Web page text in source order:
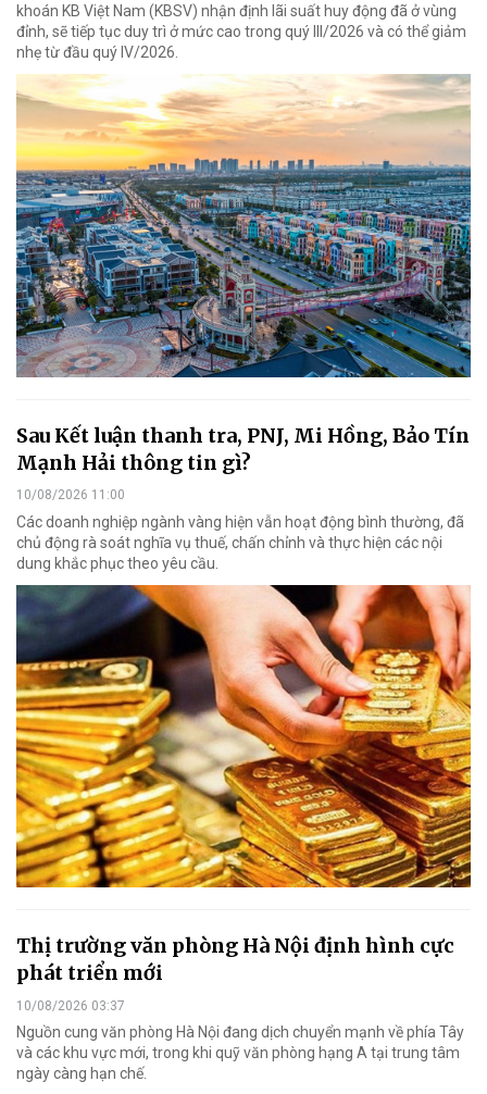
khoán KB Việt Nam (KBSV) nhận định lãi suất huy động đã ở vùng
đỉnh, sẽ tiếp tục duy trì ở mức cao trong quý III/2026 và có thể giảm
nhẹ từ đầu quý IV/2026.
Sau Kết luận thanh tra, PNJ, Mi Hồng, Bảo Tín
Mạnh Hải thông tin gì?
10/08/2026 11:00
Các doanh nghiệp ngành vàng hiện vẫn hoạt động bình thường, đã
chủ động rà soát nghĩa vụ thuế, chấn chỉnh và thực hiện các nội
dung khắc phục theo yêu cầu.
Thị trường văn phòng Hà Nội định hình cực
phát triển mới
10/08/2026 03:37
Nguồn cung văn phòng Hà Nội đang dịch chuyển mạnh về phía Tây
và các khu vực mới, trong khi quỹ văn phòng hạng A tại trung tâm
ngày càng hạn chế.